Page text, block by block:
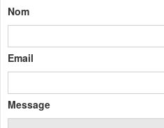
Nom
Email
Message